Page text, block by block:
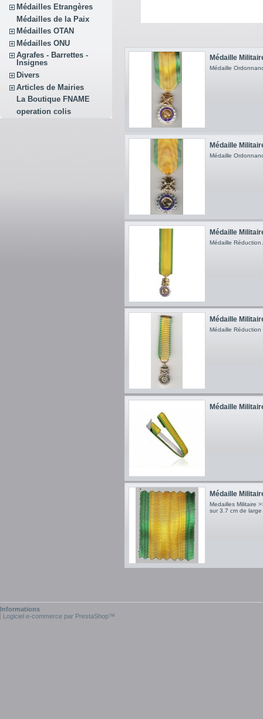
Médailles Etrangères
Médailles de la Paix
Médailles OTAN
Médailles ONU
Agrafes - Barrettes -
Insignes
Divers
Articles de Mairies
La Boutique FNAME
operation colis
Médaille
Médaille
Médaille
Médaille
Médaille
Médaille Réduction
Médaille
Médaille
Médaille
Médaille
Medailles Militaire
sur 3.7 cm de large
Informations
Logiciel e-commerce par PrestaShop™